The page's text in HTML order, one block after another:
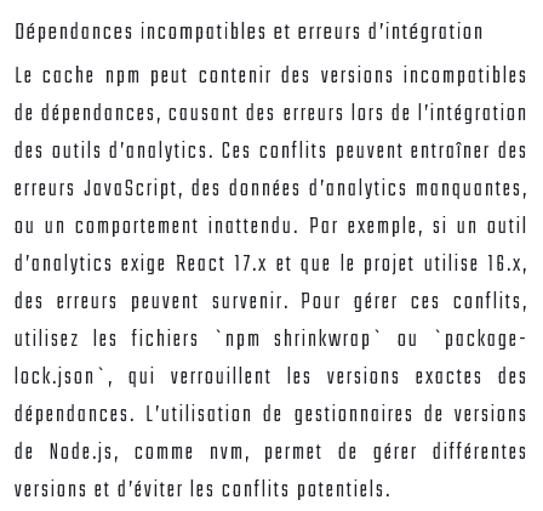
Dépendances incompatibles et erreurs d’intégration
Le cache npm peut contenir des versions incompatibles
de dépendances, causant des erreurs lors de l’intégration
des outils d’analytics. Ces conflits peuvent entraîner des
erreurs JavaScript, des données d’analytics manquantes,
ou un comportement inattendu. Par exemple, si un outil
d’analytics exige React 17.x et que le projet utilise 16.x,
des erreurs peuvent survenir. Pour gérer ces conflits,
utilisez les fichiers `npm shrinkwrap` ou `package-
lock.json`, qui verrouillent les versions exactes des
dépendances. L’utilisation de gestionnaires de versions
de Node.js, comme nvm, permet de gérer différentes
versions et d’éviter les conflits potentiels.